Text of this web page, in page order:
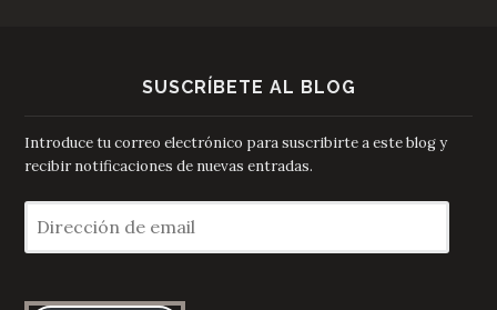
SUSCRÍBETE AL BLOG
Introduce tu correo electrónico para suscribirte a este blog y
recibir notificaciones de nuevas entradas.
de
email